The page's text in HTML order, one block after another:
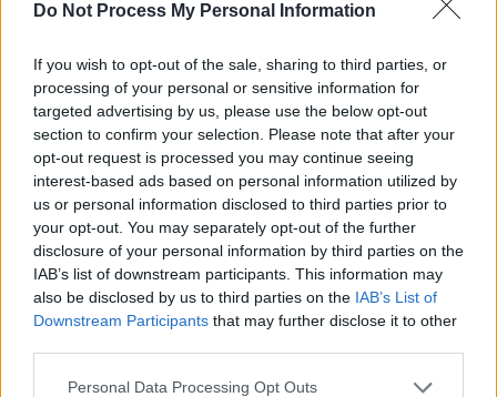
Do Not Process My Personal Information
If you wish to opt-out of the sale, sharing to third parties, or
processing of your personal or sensitive information for
targeted advertising by us, please use the below opt-out
section to confirm your selection. Please note that after your
opt-out request is processed you may continue seeing
interest-based ads based on personal information utilized by
us or personal information disclosed to third parties prior to
your opt-out. You may separately opt-out of the further
disclosure of your personal information by third parties on the
IAB’s list of downstream participants. This information may
also be disclosed by us to third parties on the IAB’s List of
Downstream Participants that may further disclose it to other
Please note that this website/app uses one or more Google
Personal Data Processing Opt Outs
της αστυνομίας τουΜαϊάμισχετικά με τον
θάνατοτουΚονσταντίν Κολτσόφ(Konstantin
Koltsov), πρώην επαγγελματία παίκτη χόκεϊ
επί πάγου και συντρόφου της κορυφαίας
τενίστριας Αρίνα Σαμπαλένκα.
Οι αρχικές πληροφορίες και τα πρώτα
δημοσιεύματαέκαναν λόγω για καρδιακό
πρόβλημα του Κολτσόφ, ο οποίος άφησε την
τελευταία του πνοή στο Μαϊάμι παραμονές
της έναρξης του τουρνουά, όπου επρόκειτο
να αγωνιστεί η Σαμπαλένκα.